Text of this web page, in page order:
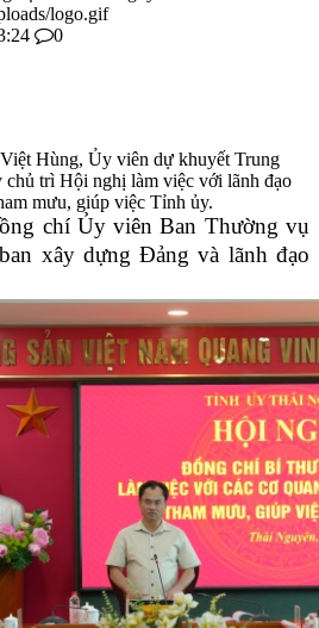
logo.gif
0
Hùng, Ủy viên dự khuyết Trung
trì Hội nghị làm việc với lãnh đạo
mưu, giúp việc Tỉnh ủy.
chí Ủy viên Ban Thường vụ
xây dựng Đảng và lãnh đạo